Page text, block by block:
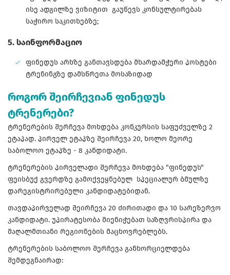
ისე ადგილზე ვიზიტით გაუწევს კონსულტირებას
საჭირო საკითხებზე;
5. საინფორმაციო
ფინედუს არხზე განთავსდება მხარდამჭერი პოსტები
ტრენინგზე დამსწრეთა მოსაზიდად
როგორ შეირჩევიან ფინედუს
ტრენერები?
ტრენერების შერჩევა მოხდება კონკურსის საფუძველზე 2
ეტაპად. პირველ ეტაპზე შეირჩევა 20, ხოლო მეორე
საბოლოო ეტაპზე - 8 კანდიდატი.
ტრენერების პირველადი შერჩევა მოხდება "ფინედუს"
ფეისბუქ გვერდზე გამოქვეყნებულ სპეციალურ ბმულზე
დარეგისტრირებული კანდიდატებიდან.
თავდაპირველად შეირჩევა 20 ძირითადი და 10 სარეზერვო
კანდიდატი. უპირატესობა მიენიჭებათ საზღვრისპირა და
მაღალმთიანი რეგიონების მაცხოვრებლებს.
ტრენერების საბოლოო შერჩევა განხორციელდება
შემდეგნაირად: